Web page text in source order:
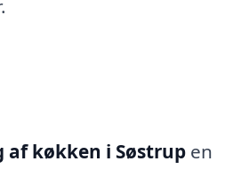
af køkken i Søstrup en